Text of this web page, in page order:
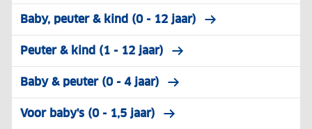
Baby, peuter & kind (0 - 12 jaar)
Peuter & kind (1 - 12 jaar)
Baby & peuter (0 - 4 jaar)
Voor baby's (0 - 1,5 jaar)